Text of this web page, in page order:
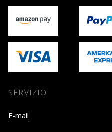
SERVIZIO
E-mail